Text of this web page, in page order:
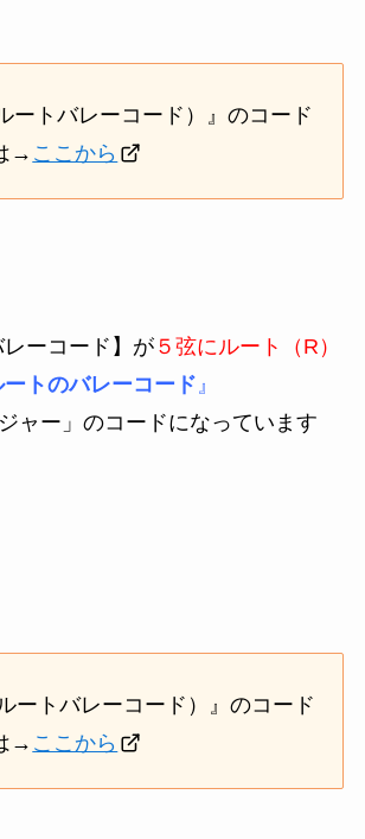
ートバレーコード）』のコード
→ ここから
ーコード】 が５弦にルート（R）
ートのバレーコード 』
ャー」のコードになっています
ルートバレーコード）』のコード
→ ここから